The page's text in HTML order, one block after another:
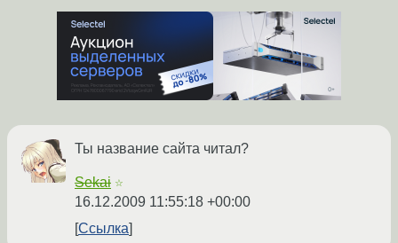
Ты название сайта читал?
Sekai ☆
16.12.2009 11:55:18 +00:00
Ссылка